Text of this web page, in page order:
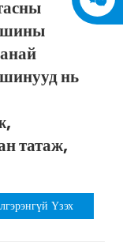
нь
татаж,
Үзэх